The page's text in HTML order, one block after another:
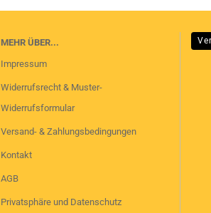
MEHR ÜBER...
Impressum
Widerrufsrecht & Muster-
Widerrufsformular
Versand- & Zahlungsbedingungen
Kontakt
AGB
Privatsphäre und Datenschutz